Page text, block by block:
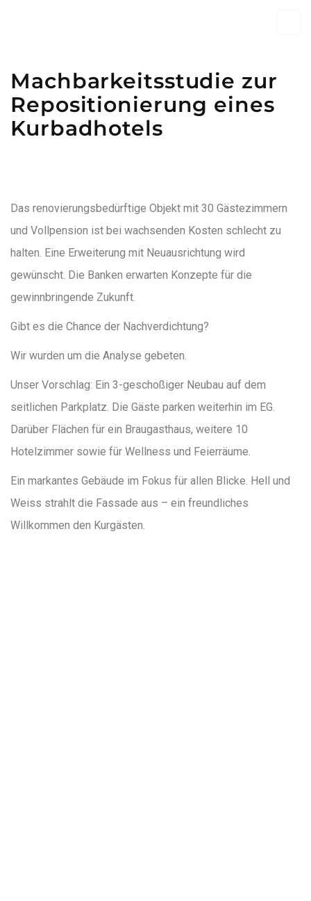
Machbarkeitsstudie zur
Repositionierung eines
Kurbadhotels
Das renovierungsbedürftige Objekt mit 30 Gästezimmern
und Vollpension ist bei wachsenden Kosten schlecht zu
halten. Eine Erweiterung mit Neuausrichtung wird
gewünscht. Die Banken erwarten Konzepte für die
gewinnbringende Zukunft.
Gibt es die Chance der Nachverdichtung?
Wir wurden um die Analyse gebeten.
Unser Vorschlag: Ein 3-geschoßiger Neubau auf dem
seitlichen Parkplatz. Die Gäste parken weiterhin im EG.
Darüber Flächen für ein Braugasthaus, weitere 10
Hotelzimmer sowie für Wellness und Feierräume.
Ein markantes Gebäude im Fokus für allen Blicke. Hell und
Weiss strahlt die Fassade aus – ein freundliches
Willkommen den Kurgästen.